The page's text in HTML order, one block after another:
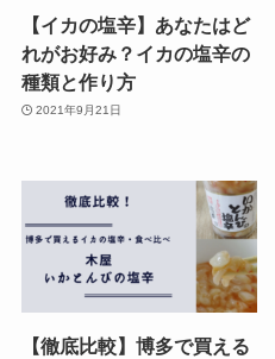
【イカの塩辛】あなたはど
れがお好み？イカの塩辛の
種類と作り方
2021年9月21日
【徹底比較】博多で買える